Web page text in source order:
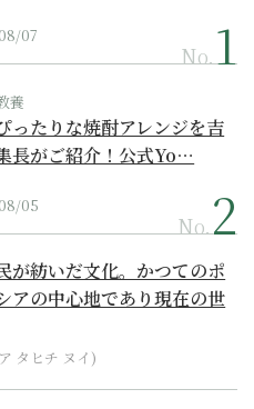
07
No.
養
ったりな焼酎アレンジを吉
長がご紹介！公式Yo…
05
No.
が紡いだ文化。かつてのポ
アの中心地であり現在の世
タヒチ ヌイ)